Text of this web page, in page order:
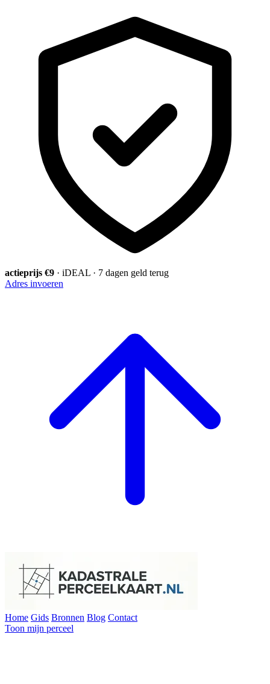
actieprijs €9 · iDEAL · 7 dagen geld terug
Adres invoeren
Home Gids Bronnen Blog Contact
Toon mijn perceel